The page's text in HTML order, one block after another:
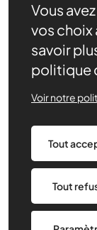
Adhérer
Se documenter
Nos partenaires
Nous trouver
Assurances
Mentions légales
Politique de
CGV/CGU
Paramétrage des
Vous
vos choix
savoir
politique
Tout
Tout
Voir notre